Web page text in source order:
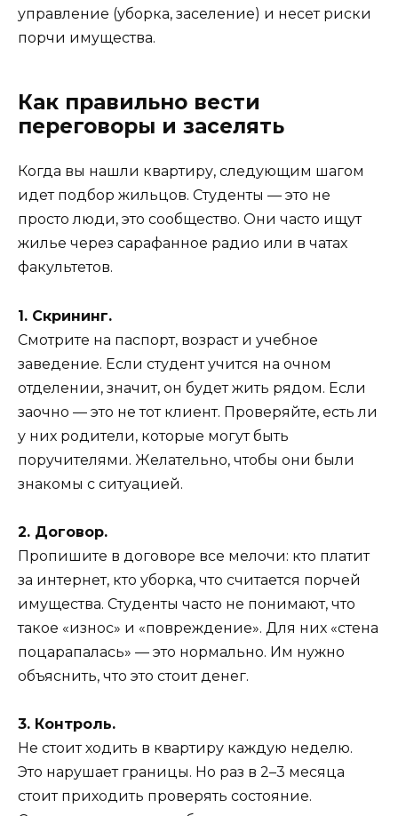
управление (уборка, заселение) и несет риски
порчи имущества.
Как правильно вести
переговоры и заселять
Когда вы нашли квартиру, следующим шагом
идет подбор жильцов. Студенты — это не
просто люди, это сообщество. Они часто ищут
жилье через сарафанное радио или в чатах
факультетов.
1. Скрининг.
Смотрите на паспорт, возраст и учебное
заведение. Если студент учится на очном
отделении, значит, он будет жить рядом. Если
заочно — это не тот клиент. Проверяйте, есть ли
у них родители, которые могут быть
поручителями. Желательно, чтобы они были
знакомы с ситуацией.
2. Договор.
Пропишите в договоре все мелочи: кто платит
за интернет, кто уборка, что считается порчей
имущества. Студенты часто не понимают, что
такое «износ» и «повреждение». Для них «стена
поцарапалась» — это нормально. Им нужно
объяснить, что это стоит денег.
3. Контроль.
Не стоит ходить в квартиру каждую неделю.
Это нарушает границы. Но раз в 2–3 месяца
стоит приходить проверять состояние.